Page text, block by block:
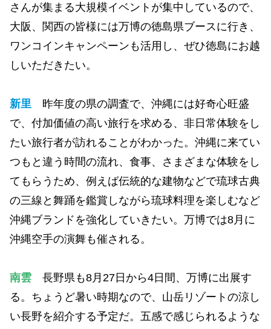
さんが集まる大規模イベントが集中しているので、
大阪、関西の皆様には万博の徳島県ブースに行き、
ワンコインキャンペーンも活用し、ぜひ徳島にお越
しいただきたい。
新里 昨年度の県の調査で、沖縄には好奇心旺盛
で、付加価値の高い旅行を求める、非日常体験をし
たい旅行者が訪れることがわかった。沖縄に来てい
つもと違う時間の流れ、食事、さまざまな体験をし
てもらうため、例えば伝統的な建物などで琉球古典
の三線と舞踊を鑑賞しながら琉球料理を楽しむなど
沖縄ブランドを強化していきたい。万博では8月に
沖縄空手の演舞も催される。
南雲 長野県も8月27日から4日間、万博に出展す
る。ちょうど暑い時期なので、山岳リゾートの涼し
い長野を紹介する予定だ。五感で感じられるような